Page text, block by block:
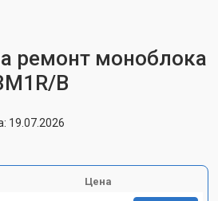
ремонт моноблока
B
19.07.2026
Цена